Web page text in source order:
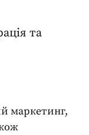
та
маркетинг,